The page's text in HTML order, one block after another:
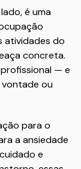
é uma
atividades do
concreta.
— e
vontade ou
para o
a ansiedade
e